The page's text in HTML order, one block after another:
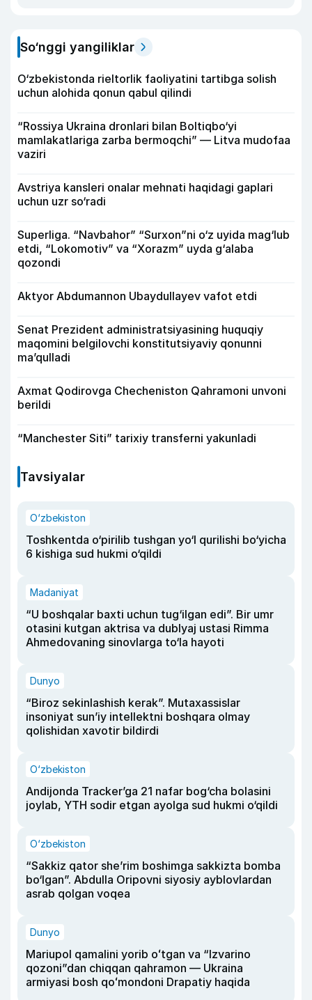
So‘nggi yangiliklar
O‘zbekistonda rieltorlik faoliyatini tartibga solish
uchun alohida qonun qabul qilindi
“Rossiya Ukraina dronlari bilan Boltiqbo‘yi
mamlakatlariga zarba bermoqchi” — Litva mudofaa
vaziri
Avstriya kansleri onalar mehnati haqidagi gaplari
uchun uzr so‘radi
Superliga. “Navbahor” “Surxon”ni o‘z uyida mag‘lub
etdi, “Lokomotiv” va “Xorazm” uyda g‘alaba
qozondi
Aktyor Abdu­mannon Ubaydullayev vafot etdi
Senat Prezident administratsiyasining huquqiy
maqomini belgilovchi konstitutsiyaviy qonunni
ma’qulladi
Axmat Qodirovga Checheniston Qahramoni unvoni
berildi
“Manchester Siti” tarixiy transferni yakunladi
Tavsiyalar
O‘zbekiston
Toshkentda o‘pirilib tushgan yo‘l qurilishi bo‘yicha
6 kishiga sud hukmi o‘qildi
Madaniyat
“U boshqalar baxti uchun tug‘ilgan edi”. Bir umr
otasini kutgan aktrisa va dublyaj ustasi Rimma
Ahmedovaning sinovlarga to‘la hayoti
Dunyo
“Biroz sekinlashish kerak”. Mutaxassislar
insoniyat sun’iy intellektni boshqara olmay
qolishidan xavotir bildirdi
O‘zbekiston
Andijonda Tracker’ga 21 nafar bog‘cha bolasini
joylab, YTH sodir etgan ayolga sud hukmi o‘qildi
O‘zbekiston
“Sakkiz qator she’rim boshimga sakkizta bomba
bo‘lgan”. Abdulla Oripovni siyosiy ayblovlardan
asrab qolgan voqea
Dunyo
Mariupol qamalini yorib oʻtgan va “Izvarino
qozoni”dan chiqqan qahramon — Ukraina
armiyasi bosh qoʻmondoni Drapatiy haqida